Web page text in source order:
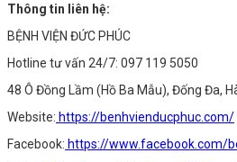
Thông tin liên hệ:
BỆNH VIỆN ĐỨC PHÚC
Hotline tư vấn 24/7: 097 119 5050
48 Ô Đồng Lầm (Hồ Ba Mẫu), Đống Đa,
Website: https://benhvienducphuc.com/
Facebook: https://www.facebook.com/